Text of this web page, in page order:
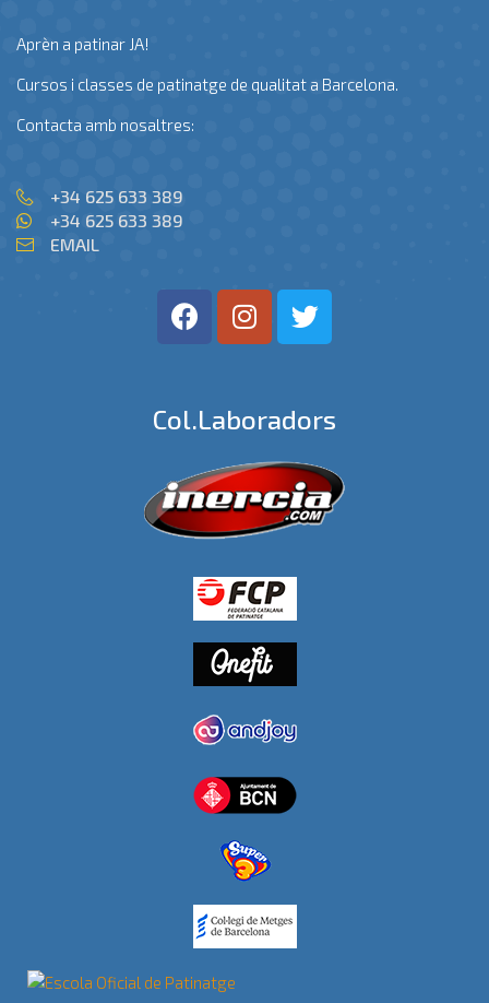
Aprèn a patinar JA!
Cursos i classes de patinatge de qualitat a Barcelona.
Contacta amb nosaltres:
+34 625 633 389
+34 625 633 389
EMAIL
Col.laboradors